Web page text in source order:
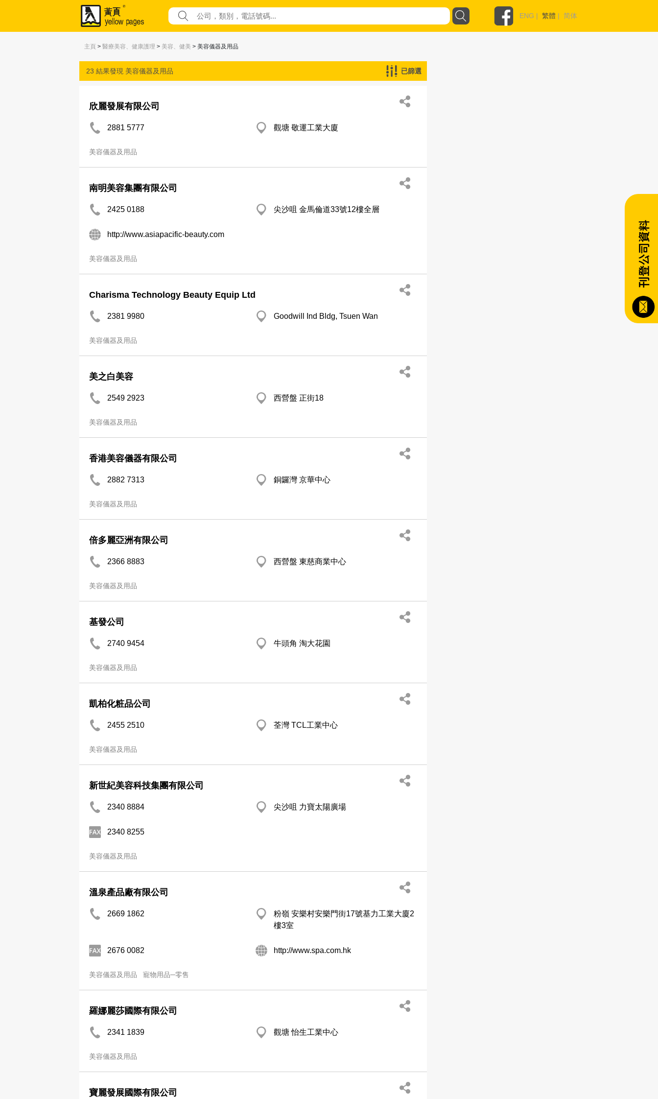
ENG | 繁體 | 简体
主頁 > 醫療美容、健康護理 > 美容、健美 > 美容儀器及用品
23 結果發現 美容儀器及用品 已篩選
欣麗發展有限公司
2881 5777 觀塘 敬運工業大廈
美容儀器及用品
南明美容集團有限公司
2425 0188 尖沙咀 金馬倫道33號12樓全層
http://www.asiapacific-beauty.com
美容儀器及用品
Charisma Technology Beauty Equip Ltd
2381 9980 Goodwill Ind Bldg, Tsuen Wan
美容儀器及用品
美之白美容
2549 2923 西營盤 正街18
美容儀器及用品
香港美容儀器有限公司
2882 7313 銅鑼灣 京華中心
美容儀器及用品
倍多麗亞洲有限公司
2366 8883 西營盤 東慈商業中心
美容儀器及用品
基發公司
2740 9454 牛頭角 淘大花園
美容儀器及用品
凱柏化粧品公司
2455 2510 荃灣 TCL工業中心
美容儀器及用品
新世紀美容科技集團有限公司
2340 8884 尖沙咀 力寶太陽廣場
2340 8255
美容儀器及用品
溫泉產品廠有限公司
2669 1862
粉嶺 安樂村安樂門街17號基力工業大廈2
樓3室
2676 0082 http://www.spa.com.hk
美容儀器及用品 寵物用品─零售
羅娜麗莎國際有限公司
2341 1839 觀塘 怡生工業中心
美容儀器及用品
寶麗發展國際有限公司